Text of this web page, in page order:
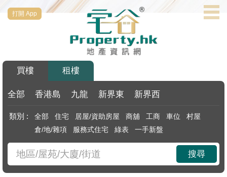
代
理
搵
樓/
交
業
主
打開 App
買樓 租樓
全部 香港島 九龍 新界東 新界西
類別 : 全部 住宅 居屋/資助房屋 商舖 工商 車位
村屋
倉/地/雜項
服務式住宅 綠表 一手新盤
搜尋